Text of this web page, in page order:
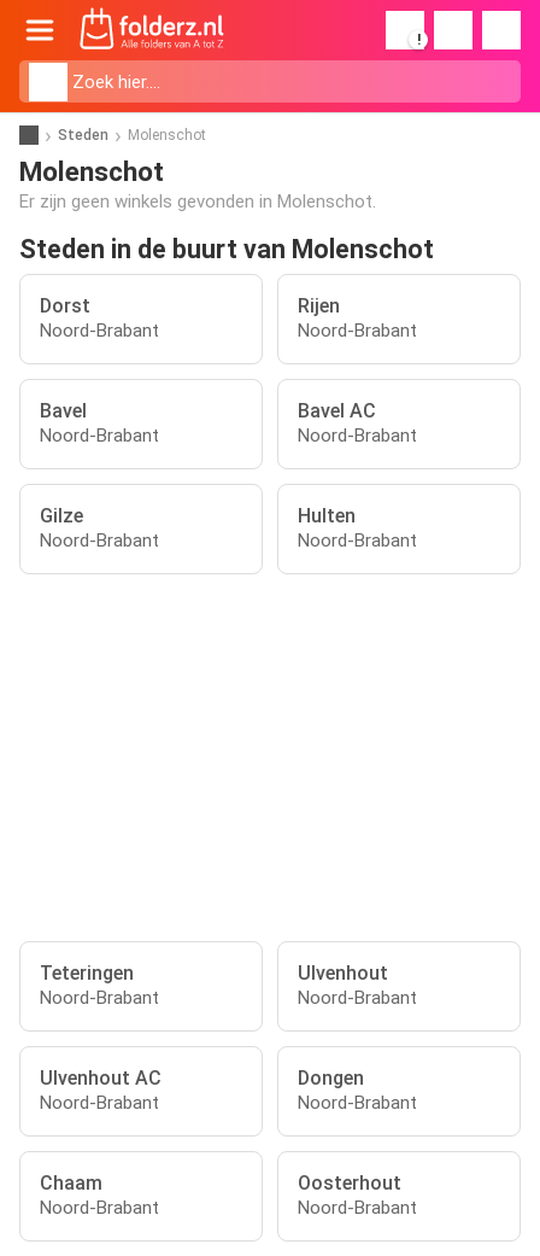
!
Steden Molenschot
Molenschot
Er zijn geen winkels gevonden in Molenschot.
Steden in de buurt van Molenschot
Dorst
Noord-Brabant
Rijen
Noord-Brabant
Bavel
Noord-Brabant
Bavel AC
Noord-Brabant
Gilze
Noord-Brabant
Hulten
Noord-Brabant
Teteringen
Noord-Brabant
Ulvenhout
Noord-Brabant
Ulvenhout AC
Noord-Brabant
Dongen
Noord-Brabant
Chaam
Noord-Brabant
Oosterhout
Noord-Brabant